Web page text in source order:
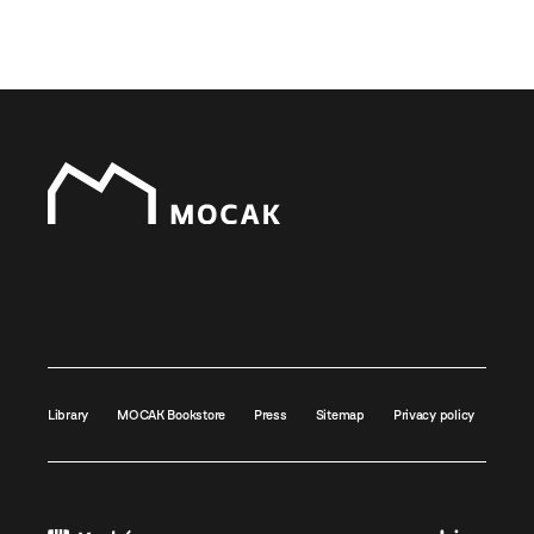
Library MOCAK Bookstore Press Sitemap Privacy policy